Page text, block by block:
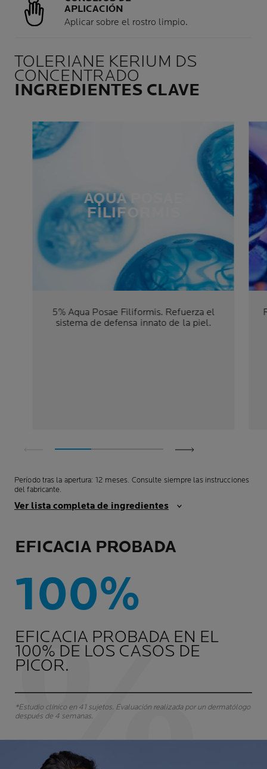
APLICACIÓN
Aplicar sobre el rostro limpio.
TOLERIANE KERIUM DS
CONCENTRADO
INGREDIENTES CLAVE
AQUA POSAE
FILIFORMIS
5% Aqua Posae Filiformis. Refuerza el
sistema de defensa innato de la piel.
Período tras la apertura: 12 meses. Consulte siempre las instrucciones
del fabricante.
Ver lista completa de ingredientes
EFICACIA PROBADA
100%
EFICACIA PROBADA EN EL
100% DE LOS CASOS DE
PICOR.
*Estudio clínico en 41 sujetos. Evaluación realizada por un dermatólogo
después de 4 semanas.